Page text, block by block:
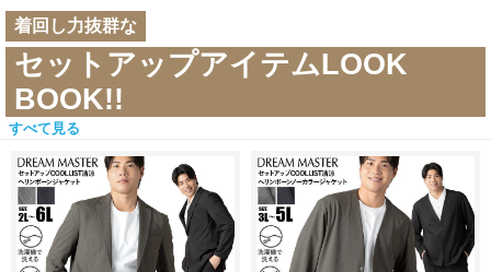
着回し力抜群な
セットアップアイテムLOOK
BOOK!!
すべて見る